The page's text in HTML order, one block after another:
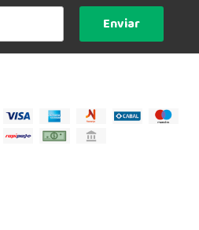
Enviar